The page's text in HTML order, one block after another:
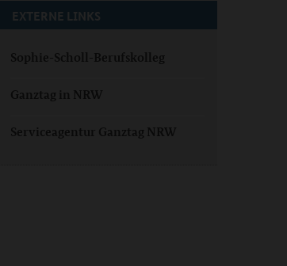
EXTERNE LINKS
Sophie-Scholl-Berufskolleg
Ganztag in NRW
Serviceagentur Ganztag NRW